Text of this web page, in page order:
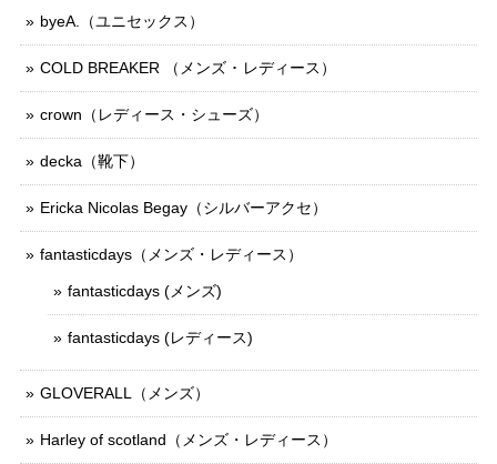
byeA.（ユニセックス）
COLD BREAKER （メンズ ･ レディース）
crown（レディース・シューズ）
decka（靴下）
Ericka Nicolas Begay（シルバーアクセ）
fantasticdays（メンズ・レディース）
fantasticdays (メンズ)
fantasticdays (レディース)
GLOVERALL（メンズ）
Harley of scotland（メンズ・レディース）